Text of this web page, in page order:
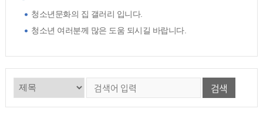
청소년문화의 집 갤러리 입니다.
청소년 여러분께 많은 도움 되시길 바랍니다.
검색